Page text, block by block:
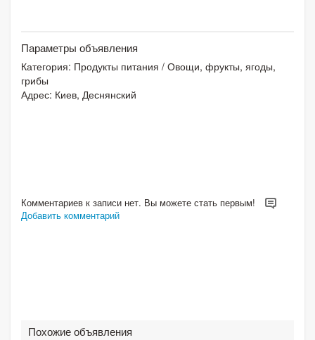
Параметры объявления
Категория: Продукты питания / Овощи, фрукты, ягоды,
грибы
Адрес: Киев, Деснянский
Комментариев к записи нет. Вы можете стать первым!
Добавить комментарий
Похожие объявления